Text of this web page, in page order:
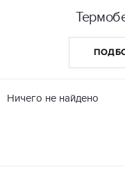
Ничего не найдено